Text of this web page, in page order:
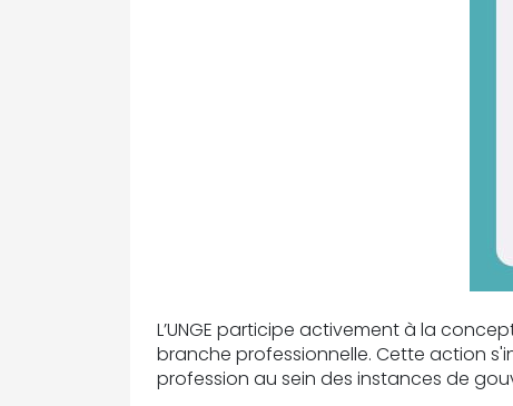
L’UNGE participe activement à la
branche professionnelle. Cette action
profession au sein des instances de